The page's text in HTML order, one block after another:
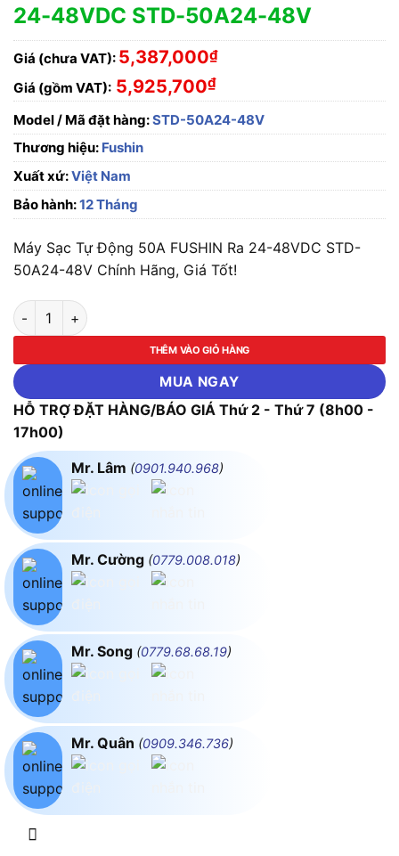
24-48VDC STD-50A24-48V
Giá (chưa VAT): 5,387,000₫
Giá (gồm VAT): 5,925,700₫
Model / Mã đặt hàng:STD-50A24-48V
Thương hiệu: Fushin
Xuất xứ:Việt Nam
Bảo hành:12 Tháng
Máy Sạc Tự Động 50A FUSHIN Ra 24-48VDC STD-
50A24-48V Chính Hãng, Giá Tốt!
Máy Sạc Tự Động 50A FUSHIN Ra 24-48VDC STD-50A24-
THÊM VÀO GIỎ HÀNG
MUA NGAY
HỖ TRỢ ĐẶT HÀNG/BÁO GIÁ Thứ 2 - Thứ 7 (8h00 -
17h00)
Mr. Lâm (0901.940.968)
Mr. Cường (0779.008.018)
Mr. Song (0779.68.68.19)
Mr. Quân (0909.346.736)